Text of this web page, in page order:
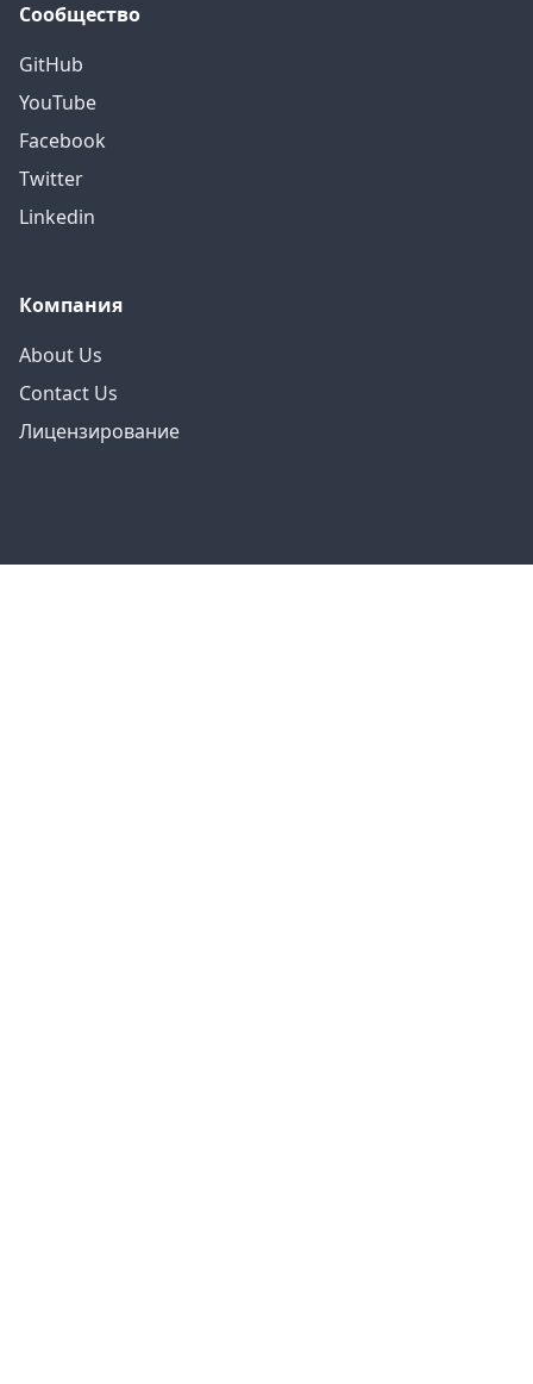
Сообщество
GitHub
YouTube
Facebook
Twitter
Linkedin
Компания
About Us
Contact Us
Лицензирование